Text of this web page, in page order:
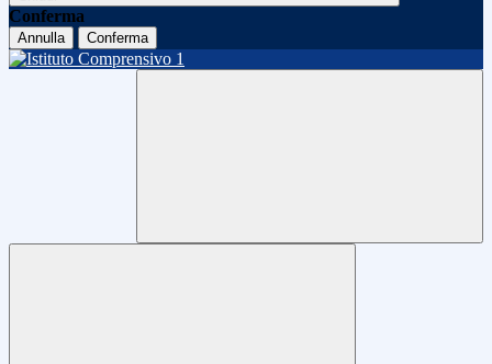
Conferma
Annulla Conferma